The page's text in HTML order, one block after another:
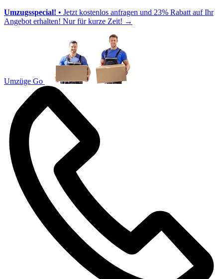
Umzugsspecial! • Jetzt kostenlos anfragen und 23% Rabatt auf Ihr
Angebot erhalten! Nur für kurze Zeit! →
Umzüge Go